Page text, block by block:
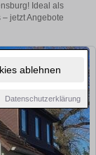
ablehnen
Datenschutzerklärung
Ideal als
jetzt Angebote